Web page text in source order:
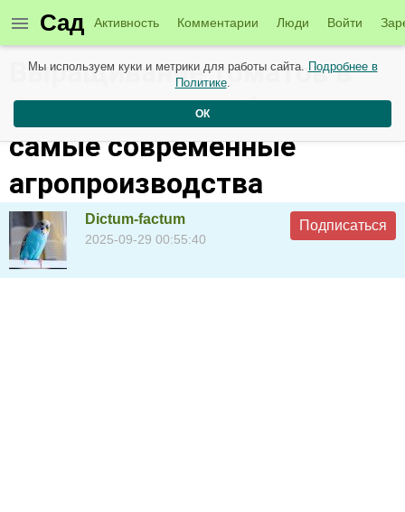
Сад Активность Комментарии Люди Войти
Выращивание томатов в
теплице – как работают
самые современные
агропроизводства
Dictum-factum
2025-09-29 00:55:40
Подписаться
Мы используем куки и метрики для работы сайта. Подробнее в
Политике.
ОК